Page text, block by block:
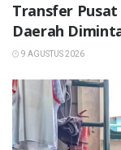
Transfer
Daerah
9 AGUSTUS 2026